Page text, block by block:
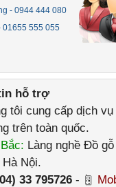
- 0944 444 080
01655 555 055
hỗ trợ
tôi cung cấp dịch
trên toàn quốc.
Làng nghề Đồ
Nội.
33 795726 -